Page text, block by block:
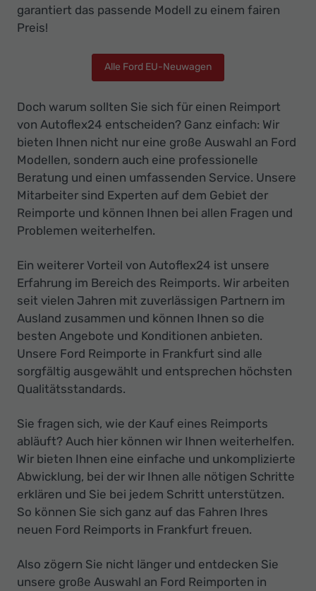
garantiert das passende Modell zu einem fairen
Preis!
Alle Ford EU-Neuwagen
Doch warum sollten Sie sich für einen Reimport
von Autoflex24 entscheiden? Ganz einfach: Wir
bieten Ihnen nicht nur eine große Auswahl an Ford
Modellen, sondern auch eine professionelle
Beratung und einen umfassenden Service. Unsere
Mitarbeiter sind Experten auf dem Gebiet der
Reimporte und können Ihnen bei allen Fragen und
Problemen weiterhelfen.
Ein weiterer Vorteil von Autoflex24 ist unsere
Erfahrung im Bereich des Reimports. Wir arbeiten
seit vielen Jahren mit zuverlässigen Partnern im
Ausland zusammen und können Ihnen so die
besten Angebote und Konditionen anbieten.
Unsere Ford Reimporte in Frankfurt sind alle
sorgfältig ausgewählt und entsprechen höchsten
Qualitätsstandards.
Sie fragen sich, wie der Kauf eines Reimports
abläuft? Auch hier können wir Ihnen weiterhelfen.
Wir bieten Ihnen eine einfache und unkomplizierte
Abwicklung, bei der wir Ihnen alle nötigen Schritte
erklären und Sie bei jedem Schritt unterstützen.
So können Sie sich ganz auf das Fahren Ihres
neuen Ford Reimports in Frankfurt freuen.
Also zögern Sie nicht länger und entdecken Sie
unsere große Auswahl an Ford Reimporten in